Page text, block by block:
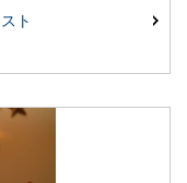
ト